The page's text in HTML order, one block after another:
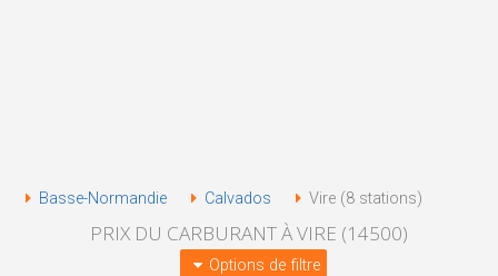
Basse-Normandie Calvados Vire (8 stations)
PRIX DU CARBURANT À VIRE (14500)
Options de filtre